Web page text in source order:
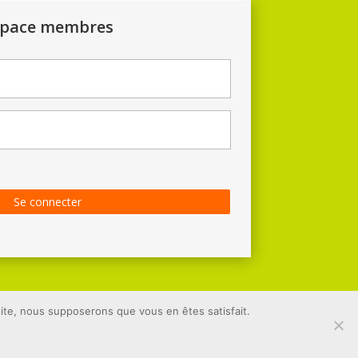
membres
Se connecter
nous supposerons que vous en êtes satisfait.